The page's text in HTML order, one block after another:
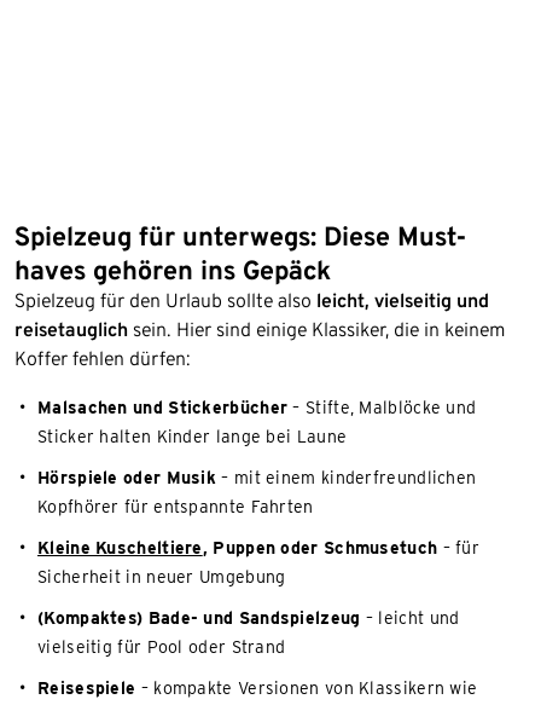
Spielzeug für unterwegs: Diese Must-
haves gehören ins Gepäck
Spielzeug für den Urlaub sollte also leicht, vielseitig und
reisetauglich sein. Hier sind einige Klassiker, die in keinem
Koffer fehlen dürfen:
Malsachen und Stickerbücher – Stifte, Malblöcke und
Sticker halten Kinder lange bei Laune
Hörspiele oder Musik – mit einem kinderfreundlichen
Kopfhörer für entspannte Fahrten
Kleine Kuscheltiere, Puppen oder Schmusetuch – für
Sicherheit in neuer Umgebung
(Kompaktes) Bade- und Sandspielzeug – leicht und
vielseitig für Pool oder Strand
Reisespiele – kompakte Versionen von Klassikern wie